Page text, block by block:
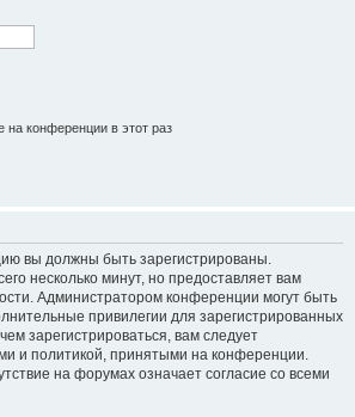
конференции в этот раз
вы должны быть зарегистрированы.
несколько минут, но предоставляет вам
Администратором конференции могут быть
привилегии для зарегистрированных
зарегистрироваться, вам следует
и политикой, принятыми на конференции.
на форумах означает согласие со всеми